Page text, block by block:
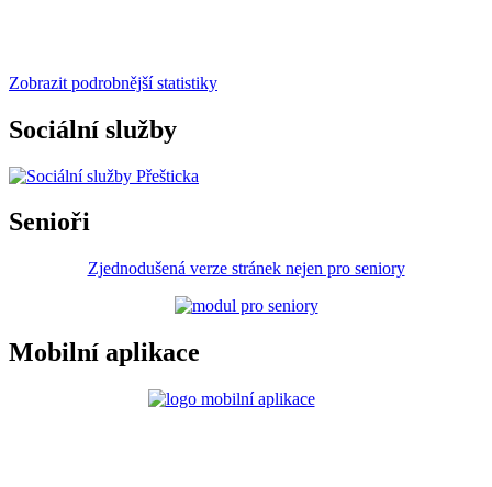
Zobrazit podrobnější statistiky
Sociální služby
Senioři
Zjednodušená verze stránek nejen pro seniory
Mobilní aplikace